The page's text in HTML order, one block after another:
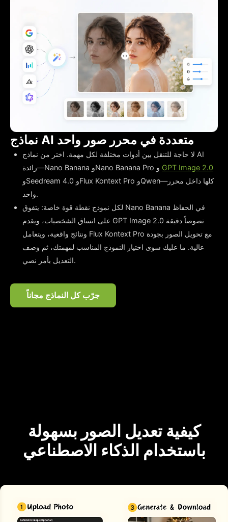
نماذج AI متعددة في محرر صور واحد
لا حاجة للتنقل بين أدوات مختلفة لكل مهمة. اختر من نماذج AI
GPT Image 2.0
وSeedream 4.0 وFlux Kontext Pro وQwen—كلها داخل محرر
واحد.
لكل نموذج نقطة قوة خاصة: يتفوق Nano Banana في الحفاظ
على اتساق الشخصيات، ويقدم GPT Image 2.0 نصوصاً دقيقة
ونتائج واقعية، ويتعامل Flux Kontext Pro مع تحويل الصور بجودة
عالية. ما عليك سوى اختيار النموذج المناسب لمهمتك، ثم وصف
التعديل بأمر نصي.
جرّب كل النماذج مجاناً
كيفية تعديل الصور بسهولة
باستخدام الذكاء الاصطناعي